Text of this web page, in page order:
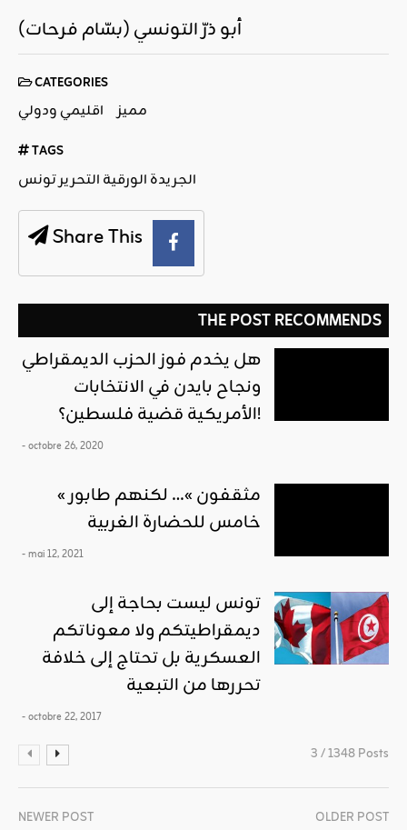
أبو ذرّ التونسي (بسّام فرحات)
CATEGORIES
اقليمي ودولي مميز
TAGS
الجريدة الورقية التحرير تونس
Share This
THE POST RECOMMENDS
هل يخدم فوز الحزب الديمقراطي
ونجاح بايدن في الانتخابات
الأمريكية قضية فلسطين؟!
- octobre 26, 2020
« مثقفون »… لكنهم طابور
خامس للحضارة الغربية
- mai 12, 2021
تونس ليست بحاجة إلى
ديمقراطيتكم ولا معوناتكم
العسكرية بل تحتاج إلى خلافة
تحررها من التبعية
- octobre 22, 2017
3 / 1348 Posts
NEWER POST OLDER POST